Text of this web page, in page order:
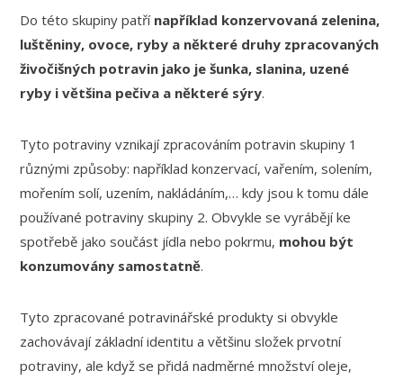
Do této skupiny patří například konzervovaná zelenina,
luštěniny, ovoce, ryby a některé druhy zpracovaných
živočišných potravin jako je šunka, slanina, uzené
ryby i většina pečiva a některé sýry.
Tyto potraviny vznikají zpracováním potravin skupiny 1
různými způsoby: například konzervací, vařením, solením,
mořením solí, uzením, nakládáním,… kdy jsou k tomu dále
používané potraviny skupiny 2. Obvykle se vyrábějí ke
spotřebě jako součást jídla nebo pokrmu, mohou být
konzumovány samostatně.
Tyto zpracované potravinářské produkty si obvykle
zachovávají základní identitu a většinu složek prvotní
potraviny, ale když se přidá nadměrné množství oleje,